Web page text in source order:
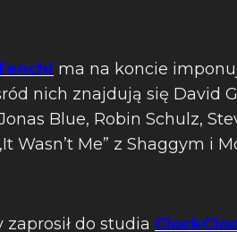
ma na koncie
nich znajdują się David
Blue, Robin Schulz,
Wasn’t Me” z Shaggym i
do studia